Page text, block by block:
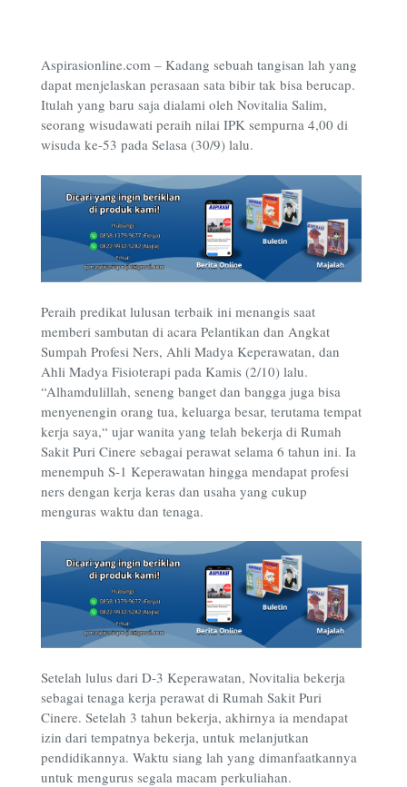
Aspirasionline.com – Kadang sebuah tangisan lah yang
dapat menjelaskan perasaan sata bibir tak bisa berucap.
Itulah yang baru saja dialami oleh Novitalia Salim,
seorang wisudawati peraih nilai IPK sempurna 4,00 di
wisuda ke-53 pada Selasa (30/9) lalu.
Peraih predikat lulusan terbaik ini menangis saat
memberi sambutan di acara Pelantikan dan Angkat
Sumpah Profesi Ners, Ahli Madya Keperawatan, dan
Ahli Madya Fisioterapi pada Kamis (2/10) lalu.
“Alhamdulillah, seneng banget dan bangga juga bisa
menyenengin orang tua, keluarga besar, terutama tempat
kerja saya,“ ujar wanita yang telah bekerja di Rumah
Sakit Puri Cinere sebagai perawat selama 6 tahun ini. Ia
menempuh S-1 Keperawatan hingga mendapat profesi
ners dengan kerja keras dan usaha yang cukup
menguras waktu dan tenaga.
Setelah lulus dari D-3 Keperawatan, Novitalia bekerja
sebagai tenaga kerja perawat di Rumah Sakit Puri
Cinere. Setelah 3 tahun bekerja, akhirnya ia mendapat
izin dari tempatnya bekerja, untuk melanjutkan
pendidikannya. Waktu siang lah yang dimanfaatkannya
untuk mengurus segala macam perkuliahan.